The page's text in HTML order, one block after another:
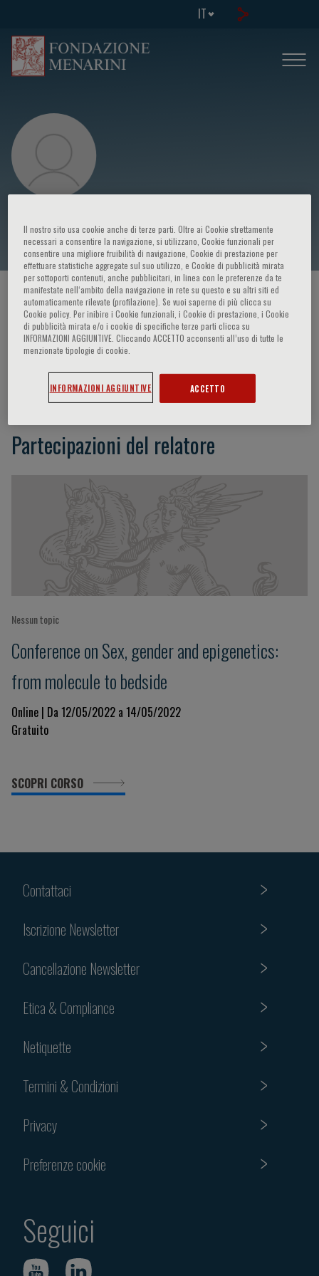
IT
Legato Marianne J.
HOME PAGE / CORSI ED EVENTI / RELATORE
Legato Marianne J.
Partecipazioni del relatore
Nessun topic
Conference on Sex, gender and epigenetics:
from molecule to bedside
Online | Da 12/05/2022 a 14/05/2022
Gratuito
SCOPRI CORSO
Contattaci
Iscrizione Newsletter
Cancellazione Newsletter
Etica & Compliance
Netiquette
Termini & Condizioni
Privacy
Preferenze cookie
Seguici
Il nostro sito usa cookie anche di terze parti. Oltre ai Cookie strettamente
necessari a consentire la navigazione, si utilizzano, Cookie funzionali per
consentire una migliore fruibilità di navigazione, Cookie di prestazione per
effettuare statistiche aggregate sul suo utilizzo, e Cookie di pubblicità mirata
per sottoporti contenuti, anche pubblicitari, in linea con le preferenze da te
manifestate nell‘ambito della navigazione in rete su questo e su altri siti ed
automaticamente rilevate (profilazione). Se vuoi saperne di più clicca su
Cookie policy. Per inibire i Cookie funzionali, i Cookie di prestazione, i Cookie
di pubblicità mirata e/o i cookie di specifiche terze parti clicca su
INFORMAZIONI AGGIUNTIVE. Cliccando ACCETTO acconsenti all’uso di tutte le
menzionate tipologie di cookie.
INFORMAZIONI AGGIUNTIVE ACCETTO